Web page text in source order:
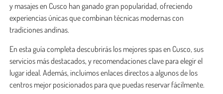
y masajes en Cusco han ganado gran popularidad, ofreciendo
experiencias únicas que combinan técnicas modernas con
tradiciones andinas.
En esta guía completa descubrirás los mejores spas en Cusco, sus
servicios más destacados, y recomendaciones clave para elegir el
lugar ideal. Además, incluimos enlaces directos a algunos de los
centros mejor posicionados para que puedas reservar fácilmente.